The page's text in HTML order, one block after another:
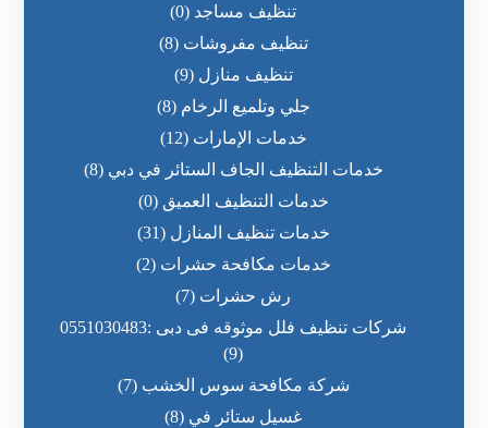
تنظيف مساجد (0)
تنظيف مفروشات (8)
تنظيف منازل (9)
جلي وتلميع الرخام (8)
خدمات الإمارات (12)
خدمات التنظيف الجاف الستائر في دبي (8)
خدمات التنظيف العميق (0)
خدمات تنظيف المنازل (31)
خدمات مكافحة حشرات (2)
رش حشرات (7)
شركات تنظيف فلل موثوقه فى دبى :0551030483
(9)
شركة مكافحة سوس الخشب (7)
غسيل ستائر في (8)